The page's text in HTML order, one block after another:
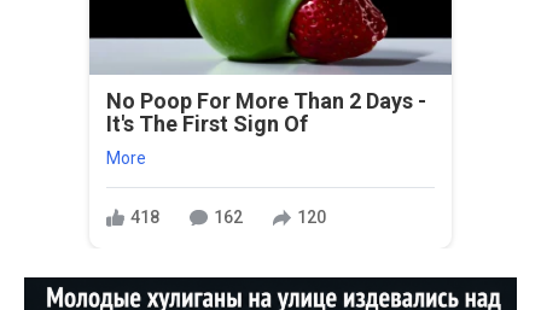
No Poop For More Than 2 Days -
It's The First Sign Of
More
418 162 120